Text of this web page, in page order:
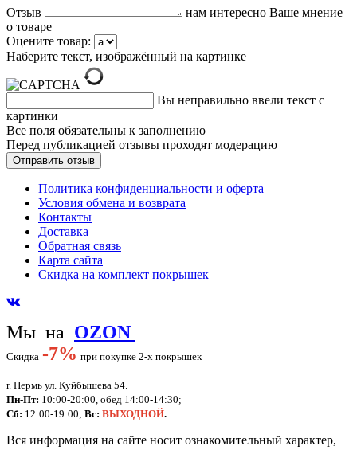
Отзыв
нам интересно Ваше мнение
о товаре
Оцените товар:
Наберите текст, изображённый на картинке
Вы неправильно ввели текст с
картинки
Все поля обязательны к заполнению
Перед публикацией отзывы проходят модерацию
Политика конфиденциальности и оферта
Условия обмена и возврата
Контакты
Доставка
Обратная связь
Карта сайта
Скидка на комплект покрышек
Мы на OZON
Скидка -7% при покупке 2-х покрышек
г. Пермь ул. Куйбышева 54.
Пн-Пт: 10:00-20:00, обед 14:00-14:30;
Сб: 12:00-19:00; Вс: ВЫХОДНОЙ.
Вся информация на сайте носит ознакомительный характер,